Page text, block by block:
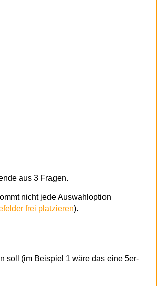
aus 3 Fragen.
nicht jede Auswahloption
frei platzieren).
soll (im Beispiel 1 wäre das eine 5er-